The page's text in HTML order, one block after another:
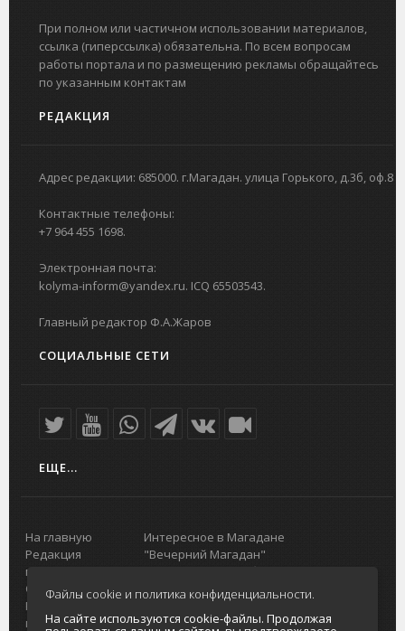
При полном или частичном использовании материалов,
ссылка (гиперссылка) обязательна. По всем вопросам
работы портала и по размещению рекламы обращайтесь
по указанным контактам
РЕДАКЦИЯ
Адрес редакции: 685000. г.Магадан. улица Горького, д.3б, оф.8
Контактные телефоны:
+7 964 455 1698.
Электронная почта:
kolyma-inform@yandex.ru. ICQ 65503543.
Главный редактор Ф.А.Жаров
СОЦИАЛЬНЫЕ СЕТИ
ЕЩЕ...
На главную
Редакция
портала
О проекте
Реклама на
портале
Интересное в Магадане
"Вечерний Магадан"
Городская доска объявлений
Реклама
Главный туристический портал
Колымы
Файлы cookie и политика конфиденциальности.
На сайте используются cookie-файлы. Продолжая